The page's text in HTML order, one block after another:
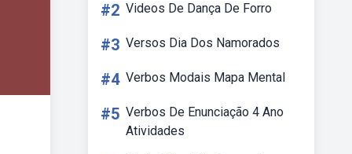
#2 Videos De Dança De Forro
#3 Versos Dia Dos Namorados
#4 Verbos Modais Mapa Mental
#5 Verbos De Enunciação 4 Ano
Atividades